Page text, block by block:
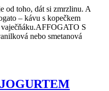
od toho, dát si zmrzlinu. A
– kávu s kopečkem
S
nebo smetanová